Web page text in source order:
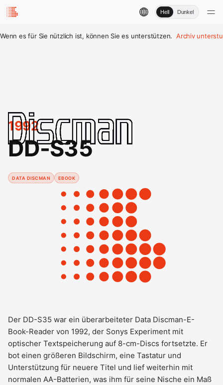
Hell Dunkel
Wenn es für Sie nützlich ist, können Sie es unterstützen. Archiv
1992
DD-S35
DATA DISCMAN EBOOK
Der DD-S35 war ein überarbeiteter Data Discman-E-
Book-Reader von 1992, der Sonys Experiment mit
optischer Textspeicherung auf 8-cm-Discs fortsetzte. Er
bot einen größeren Bildschirm, eine Tastatur und
Unterstützung für neuere Titel und lief weiterhin mit
normalen AA-Batterien, was ihm für seine Nische ein Maß